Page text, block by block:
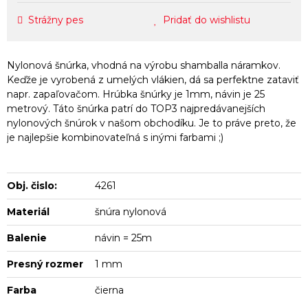
Strážny pes Pridať do wishlistu
Nylonová šnúrka, vhodná na výrobu shamballa náramkov.
Keďže je vyrobená z umelých vlákien, dá sa perfektne zataviť
napr. zapaľovačom. Hrúbka šnúrky je 1mm, návin je 25
metrový. Táto šnúrka patrí do TOP3 najpredávanejších
nylonových šnúrok v našom obchodíku. Je to práve preto, že
je najlepšie kombinovateľná s inými farbami ;)
Obj. čislo: 4261
Materiál šnúra nylonová
Balenie návin = 25m
Presný rozmer 1 mm
Farba čierna